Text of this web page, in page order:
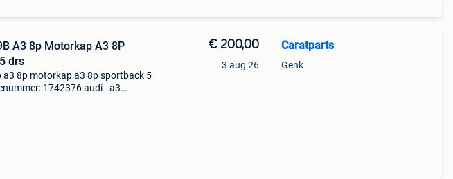
A3 8p Motorkap A3 8P
drs
a3 8p motorkap a3 8p sportback 5
1742376 audi - a3
€ 200,00
3 aug 26
Caratparts
Genk